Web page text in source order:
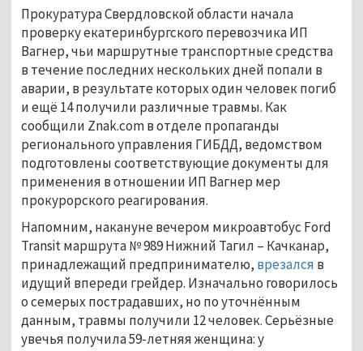
Прокуратура Свердловской области начала
проверку екатеринбургского перевозчика ИП
Вагнер, чьи маршрутные транспортные средства
в течение последних нескольких дней попали в
аварии, в результате которых один человек погиб
и ещё 14 получили различные травмы. Как
сообщили Znak.com в отделе пропаганды
регионального управления ГИБДД, ведомством
подготовлены соответствующие документы для
применения в отношении ИП Вагнер мер
прокурорского реагирования.
Напомним, накануне вечером микроавтобус Ford
Transit маршрута № 989 Нижний Тагил – Качканар,
принадлежащий предпринимателю, врезался в
идущий впереди грейдер. Изначально говорилось
о семерых пострадавших, но по уточнённым
данным, травмы получили 12 человек. Серьёзные
увечья получила 59-летняя женщина: у